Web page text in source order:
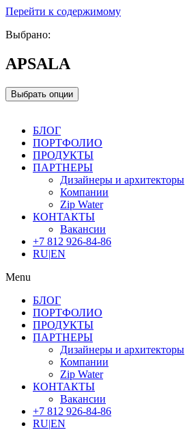
Перейти к содержимому
Выбрано:
APSALA
Выбрать опции
БЛОГ
ПОРТФОЛИО
ПРОДУКТЫ
ПАРТНЕРЫ
Дизайнеры и архитекторы
Компании
Zip Water
КОНТАКТЫ
Вакансии
+7 812 926-84-86
RU|EN
Menu
БЛОГ
ПОРТФОЛИО
ПРОДУКТЫ
ПАРТНЕРЫ
Дизайнеры и архитекторы
Компании
Zip Water
КОНТАКТЫ
Вакансии
+7 812 926-84-86
RU|EN